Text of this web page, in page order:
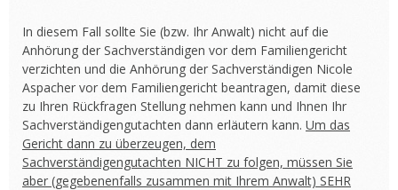
In diesem Fall sollte Sie (bzw. Ihr Anwalt) nicht auf die
Anhörung der Sachverständigen vor dem Familiengericht
verzichten und die Anhörung der Sachverständigen Nicole
Aspacher vor dem Familiengericht beantragen, damit diese
zu Ihren Rückfragen Stellung nehmen kann und Ihnen Ihr
Sachverständigengutachten dann erläutern kann. Um das
Gericht dann zu überzeugen, dem
Sachverständigengutachten NICHT zu folgen, müssen Sie
aber (gegebenenfalls zusammen mit Ihrem Anwalt) SEHR